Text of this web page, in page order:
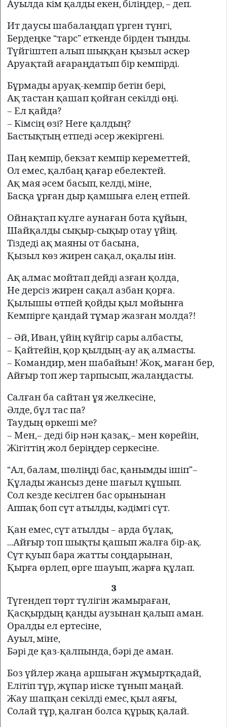
Ауылда кiм қалды екен, бiлiңдер, – деп.
Ит даусы шабалаңдап үрген түнгi,
Бердеңке “тарс” еткенде бiрден тынды.
Түйгiштеп алып шыққан қызыл әскер
Аруақтай ағараңдатып бiр кемпiрдi.
Бұрмады аруақ-кемпiр бетiн берi,
Ақ тастан қашап қойған секiлдi өңi.
– Ел қайда?
– Кiмсiң өзi? Неге қалдың?
Бастықтың етпедi әсер жекiргенi.
Паң кемпiр, бекзат кемпiр кереметтей,
Ол емес, қалбаң қағар ебелектей.
Ақ мая әсем басып, келдi, мiне,
Басқа ұрған дыр қамшыға елең етпей.
Ойнақтап күлге аунаған бота құйын,
Шайқалды сықыр-сықыр отау үйiң.
Тiздедi ақ маяны от басына,
Қызыл көз жирен сақал, оқалы иiн.
Ақ алмас мойтап дейдi азған қолда,
Не дерсiз жирен сақал азбан қорға.
Қылышы өтпей қойды қыл мойынға
Кемпiрге қандай тұмар жазған молда?!
– Әй, Иван, үйiң күйгiр сары албасты,
– Қайтейiн, қор қылдың-ау ақ алмасты.
– Командир, мен шабайын! Жоқ, маған бер,
Айғыр топ жер тарпысып, жалаңдасты.
Салған ба сайтан ұя желкесiне,
Әлде, бұл тас па?
Таудың өркешi ме?
– Мен,– дедi бiр нән қазақ,– мен көрейiн,
Жiгiттiң жол берiңдер серкесiне.
“Ал, балам, шөлiңдi бас, қанымды iшiп”–
Құлады жансыз дене шағыл құшып.
Сол кезде кесiлген бас орынынан
Аппақ боп сүт атылды, кәдiмгi сүт.
Қан емес, сүт атылды – арда бұлақ,
...Айғыр топ шықты қашып жалға бiр-ақ.
Сүт қуып бара жатты соңдарынан,
Қырға өрлеп, өрге шауып, жарға құлап.
3
Түгендеп төрт түлiгiн жамыраған,
Қасқырдың қанды аузынан қалып аман.
Оралды ел ертесiне,
Ауыл, мiне,
Бәрi де қаз-қалпында, бәрi де аман.
Боз үйлер жаңа аршыған жұмыртқадай,
Елiтiп тұр, жұпар иiске тұнып маңай.
Жау шапқан секiлдi емес, қыл аяғы,
Солай тұр, қалған болса құрық қалай.